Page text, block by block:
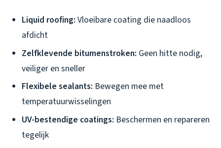
Liquid roofing: Vloeibare coating die naadloos
afdicht
Zelfklevende bitumenstroken: Geen hitte nodig,
veiliger en sneller
Flexibele sealants: Bewegen mee met
temperatuurwisselingen
UV-bestendige coatings: Beschermen en repareren
tegelijk